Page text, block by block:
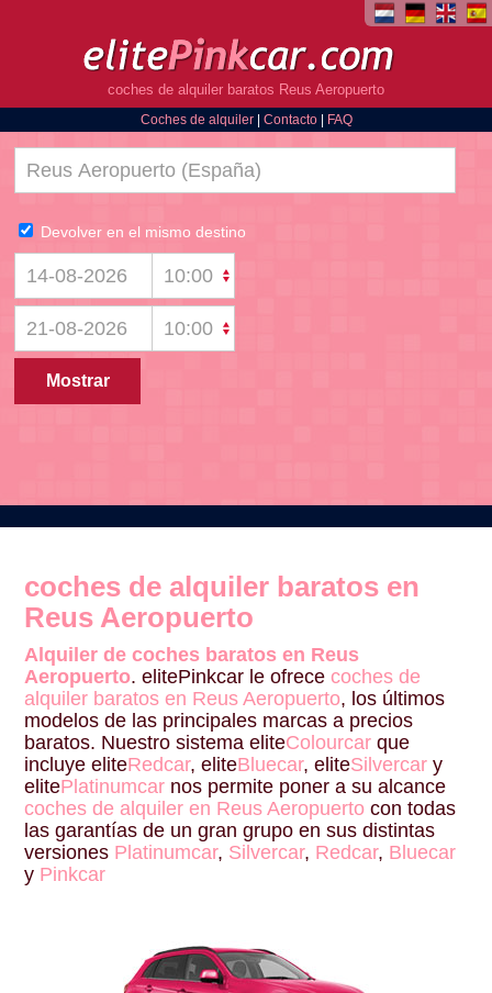
coches de alquiler baratos Reus Aeropuerto
Coches de alquiler| Contacto| FAQ
coches de alquiler baratos en
Reus Aeropuerto
Alquiler de coches baratos en Reus
Aeropuerto. elitePinkcar le ofrececoches de
alquiler baratos en Reus Aeropuerto, los últimos
modelos de las principales marcas a precios
baratos. Nuestro sistema eliteColourcar que
incluye eliteRedcar, eliteBluecar, eliteSilvercar y
elitePlatinumcar nos permite poner a su alcance
coches de alquiler en Reus Aeropuerto con todas
las garantías de un gran grupo en sus distintas
versiones Platinumcar, Silvercar, Redcar, Bluecar
y Pinkcar
Devolver en el mismo destino